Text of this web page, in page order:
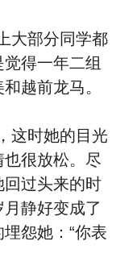
部分同学都
得一年二组
越前龙马。
时她的目光
很放松。尽
过头来的时
静好变成了
怨她：“你表